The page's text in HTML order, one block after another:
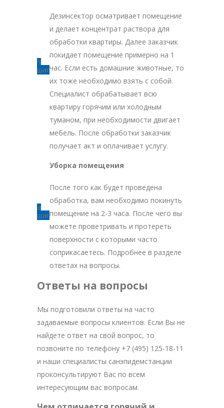
3
шаг
Дезинсектор осматривает помещение
и делает концентрат раствора для
обработки квартиры. Далее заказчик
покидает помещение примерно на 1
час. Если есть домашние животные, то
их тоже необходимо взять с собой.
Специалист обрабатывает всю
квартиру горячим или холодным
туманом, при необходимости двигает
мебель. После обработки заказчик
получает акт и оплачивает услугу.
4
шаг
Уборка помещения
После того как будет проведена
обработка, вам необходимо покинуть
помещение на 2-3 часа. После чего вы
можете проветривать и протереть
поверхности с которыми часто
соприкасаетесь. Подробнее в разделе
ответах на вопросы.
Ответы на вопросы
Мы подготовили ответы на часто
задаваемые вопросы клиентов. Если Вы не
найдете ответ на свой вопрос, то
позвоните по телефону +7 (495) 125-18-11
и наши специалисты санэпидемстанции
проконсультируют Вас по всем
интересующим вас вопросам.